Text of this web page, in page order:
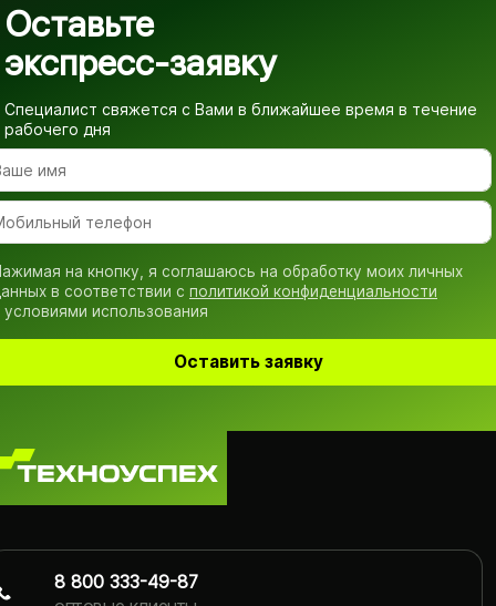
Оставьте
экспресс-заявку
Специалист свяжется с Вами в ближайшее время в течение
рабочего дня
на кнопку, я соглашаюсь на обработку моих личных
в соответствии с политикой конфиденциальности
условиями использования
Оставить заявку
8 800 333-49-87